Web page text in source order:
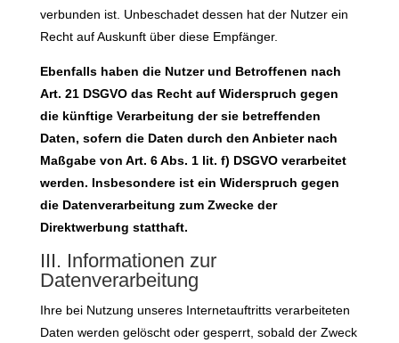
verbunden ist. Unbeschadet dessen hat der Nutzer ein
Recht auf Auskunft über diese Empfänger.
Ebenfalls haben die Nutzer und Betroffenen nach
Art. 21 DSGVO das Recht auf Widerspruch gegen
die künftige Verarbeitung der sie betreffenden
Daten, sofern die Daten durch den Anbieter nach
Maßgabe von Art. 6 Abs. 1 lit. f) DSGVO verarbeitet
werden. Insbesondere ist ein Widerspruch gegen
die Datenverarbeitung zum Zwecke der
Direktwerbung statthaft.
III. Informationen zur
Datenverarbeitung
Ihre bei Nutzung unseres Internetauftritts verarbeiteten
Daten werden gelöscht oder gesperrt, sobald der Zweck